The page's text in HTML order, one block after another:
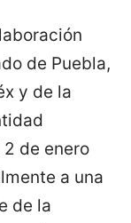
de Puebla,
y de la
2 de enero
a una
de la